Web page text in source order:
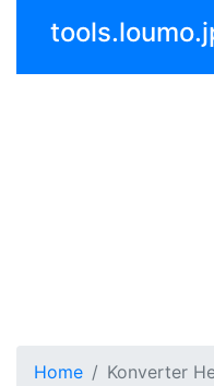
Home Konverter